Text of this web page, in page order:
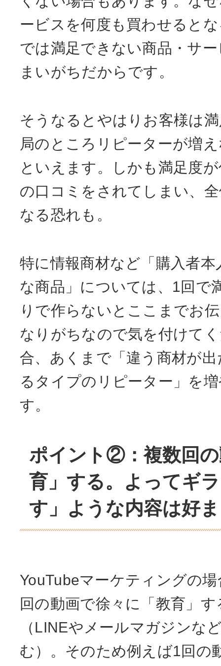
ービスを何度も買わせると
では満足できない商品・サ
まいがちだからです。
そうなるとやはりお客様は
局のところリピーターが増
といえます。しかも満足度
の口コミをされてしまい、
なる恐れも。
特に情報商材など「購入者
な商品」については、1回で
りで作らないとここまでお
なりがちなので気を付けて
合、あくまで「違う商材が
るタイプのリピーター」を
す。
ポイント②：複数回
育」する。よってギ
す」ような内容は好
YouTubeマーケティングの
回の動画で徐々に「教育」
（LINEやメールマガジンな
む）。そのため例えば1回の